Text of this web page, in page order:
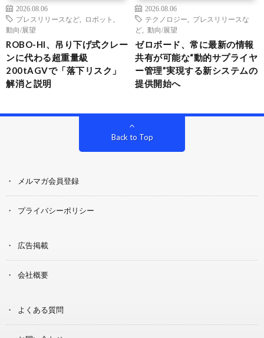
2026.08.06
プレスリリースなど
ロボット
動向/展望
ROBO-HI、吊り下げ式クレー
ンに代わる超重量級
200tAGVで「落下リスク」
解消と説明
2026.08.06
テクノロジー
プレスリリースな
ど
動向/展望
ゼロボード、常に最新の情報
共有が可能な“動的サプライヤ
ー管理”実現する新システムの
提供開始へ
Back to Top
メルマガ会員登録
プライバシーポリシー
広告掲載
会社概要
よくある質問